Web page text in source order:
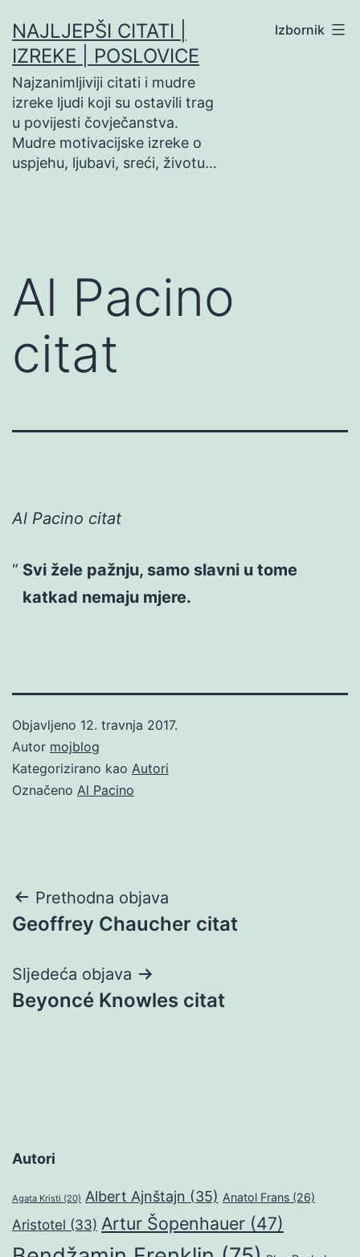
na
sadržaj
NAJLJEPŠI CITATI |
IZREKE | POSLOVICE
Najzanimljiviji citati i mudre
izreke ljudi koji su ostavili trag
u povijesti čovječanstva.
Mudre motivacijske izreke o
uspjehu, ljubavi, sreći, životu…
Izbornik
Al Pacino
citat
Al Pacino citat
Svi žele pažnju, samo slavni u tome
katkad nemaju mjere.
Objavljeno 12. travnja 2017.
Autor mojblog
Kategorizirano kao Autori
Označeno Al Pacino
Navigacija
objava
Prethodna objava
Geoffrey Chaucher citat
Sljedeća objava
Beyoncé Knowles citat
Autori
Agata Kristi (20) Albert Ajnštajn (35) Anatol Frans (26)
Aristotel (33) Artur Šopenhauer (47)